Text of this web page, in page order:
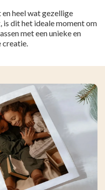
heel wat gezellige
dit het ideale moment om
met een unieke en
creatie.